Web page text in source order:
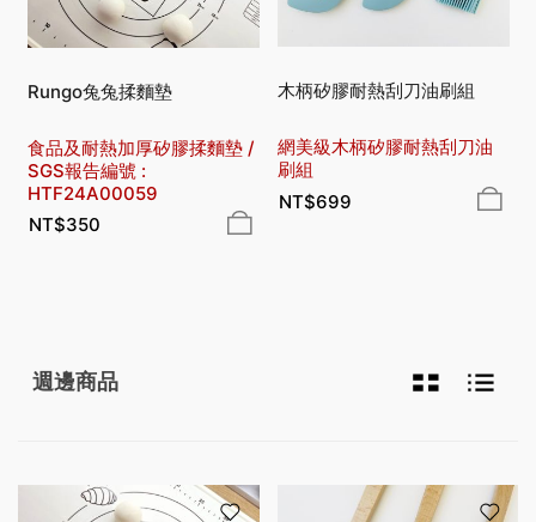
Rungo兔兔揉麵墊
食品及耐熱加厚矽膠揉麵墊 /
SGS報告編號 :
HTF24A00059
NT$350
木柄矽膠耐熱刮刀油刷組
網美級木柄矽膠耐熱刮刀油
刷組
NT$699
週邊商品